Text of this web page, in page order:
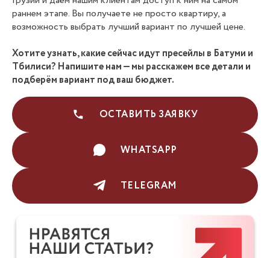
раннем этапе. Вы получаете не просто квартиру, а
возможность выбрать лучший вариант по лучшей цене.
Хотите узнать, какие сейчас идут пресейлы в Батуми и
Тбилиси? Напишите нам — мы расскажем все детали и
подберём вариант под ваш бюджет.
ОСТАВИТЬ ЗАЯВКУ
WHATSAPP
TELEGRAM